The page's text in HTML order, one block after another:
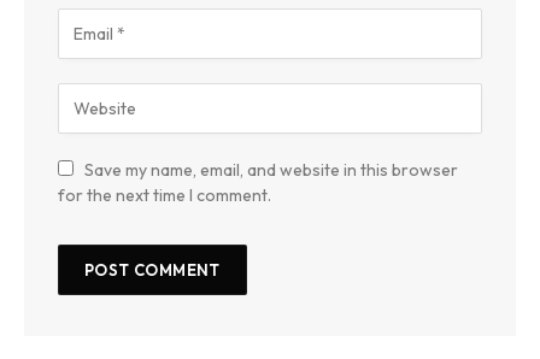
Save my name, email, and website in this browser
for the next time I comment.